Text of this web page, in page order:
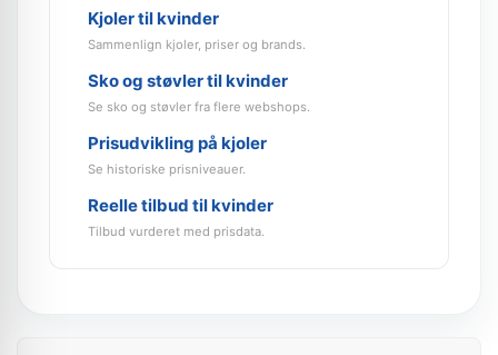
Kjoler til kvinder
Sammenlign kjoler, priser og brands.
Sko og støvler til kvinder
Se sko og støvler fra flere webshops.
Prisudvikling på kjoler
Se historiske prisniveauer.
Reelle tilbud til kvinder
Tilbud vurderet med prisdata.